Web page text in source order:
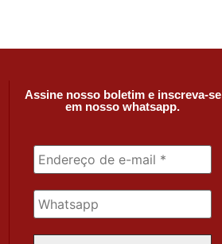
Assine nosso boletim e inscreva-se
em nosso whatsapp.